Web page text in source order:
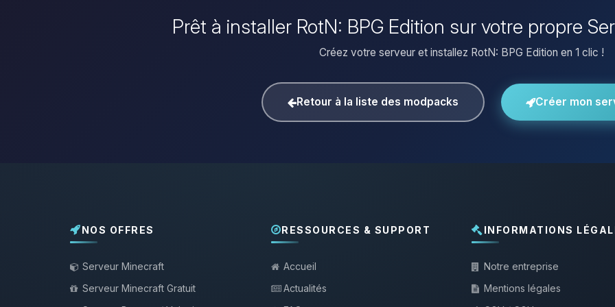
Prêt à installer RotN: BPG Edition sur votre propre
Créez votre serveur et installez RotN: BPG Edition en 1 clic !
Retour à la liste des modpacks Créer mon
NOS OFFRES
Serveur Minecraft
Serveur Minecraft Gratuit
RESSOURCES & SUPPORT
Accueil
Actualités
INFORMATIONS
Notre entreprise
Mentions légales